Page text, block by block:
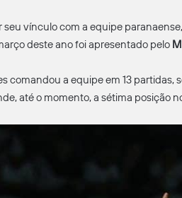
seu vínculo com a equipe
deste ano foi apresentado pelo
comandou a equipe em 13
até o momento, a sétima posição